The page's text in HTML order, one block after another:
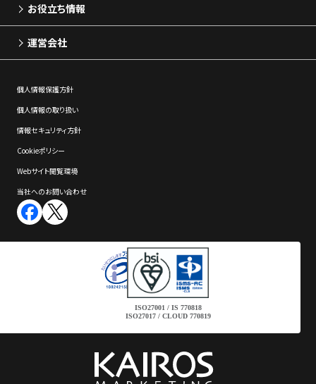
ISO27001 / IS 770818
ISO27017 / CLOUD 770819
お役立ち情報
運営会社
個⼈情報保護⽅針
個⼈情報の取り扱い
情報セキュリティ⽅針
Cookieポリシー
Webサイト閲覧環境
当社へのお問い合わせ